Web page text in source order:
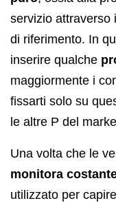
servizio attraverso
di riferimento. In
inserire qualche
maggiormente i
fissarti solo su
le altre P del
Una volta che le
monitora
utilizzato per